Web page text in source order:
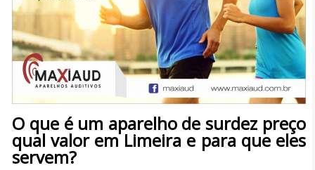
O que é um aparelho de surdez preço
qual valor em Limeira e para que eles
servem?